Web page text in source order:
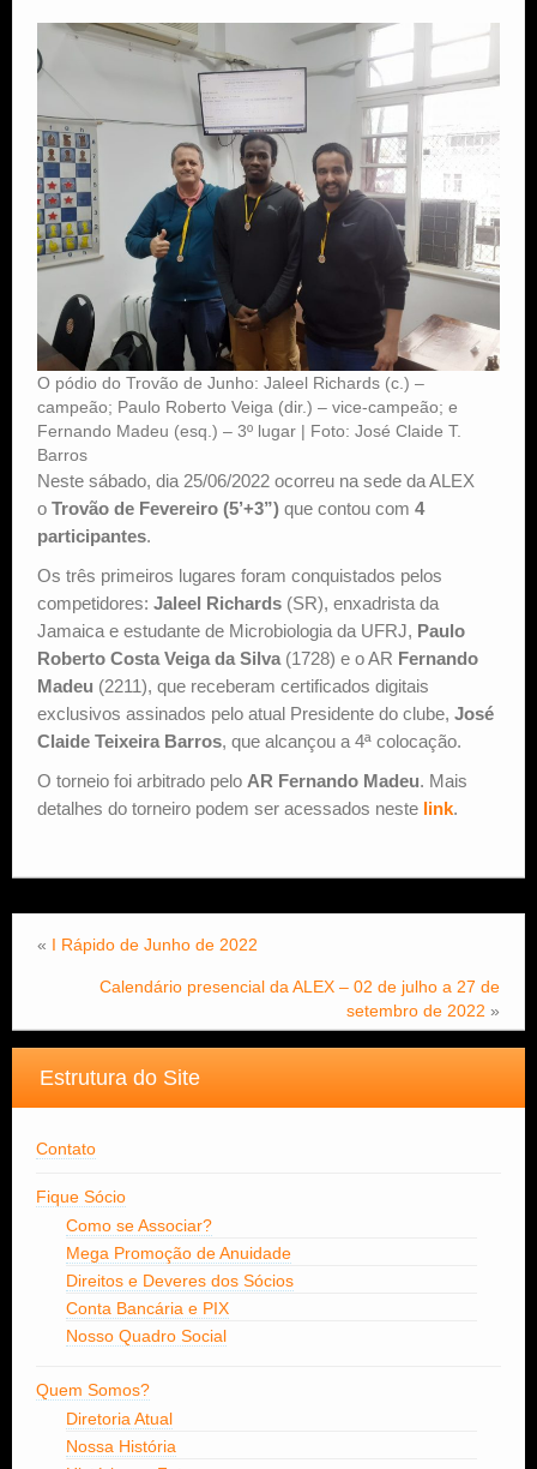
Estude Xadrez
O pódio do Trovão de Junho: Jaleel Richards (c.) –
campeão; Paulo Roberto Veiga (dir.) – vice-campeão; e
Fernando Madeu (esq.) – 3º lugar | Foto: José Claide T.
Barros
Neste sábado, dia 25/06/2022 ocorreu na sede da ALEX
o Trovão de Fevereiro (5’+3”) que contou com 4
participantes.
Os três primeiros lugares foram conquistados pelos
competidores: Jaleel Richards (SR), enxadrista da
Jamaica e estudante de Microbiologia da UFRJ, Paulo
Roberto Costa Veiga da Silva (1728) e o AR Fernando
Madeu (2211), que receberam certificados digitais
exclusivos assinados pelo atual Presidente do clube, José
Claide Teixeira Barros, que alcançou a 4ª colocação.
O torneio foi arbitrado pelo AR Fernando Madeu. Mais
detalhes do torneiro podem ser acessados neste link.
« I Rápido de Junho de 2022
Calendário presencial da ALEX – 02 de julho a 27 de
setembro de 2022 »
Estrutura do Site
Contato
Fique Sócio
Como se Associar?
Mega Promoção de Anuidade
Direitos e Deveres dos Sócios
Conta Bancária e PIX
Nosso Quadro Social
Quem Somos?
Diretoria Atual
Nossa História